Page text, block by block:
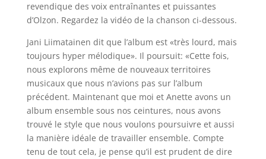
revendique des voix entraînantes et puissantes
d’Olzon. Regardez la vidéo de la chanson ci-dessous.
Jani Liimatainen dit que l’album est «très lourd, mais
toujours hyper mélodique». Il poursuit: «Cette fois,
nous explorons même de nouveaux territoires
musicaux que nous n’avions pas sur l’album
précédent. Maintenant que moi et Anette avons un
album ensemble sous nos ceintures, nous avons
trouvé le style que nous voulons poursuivre et aussi
la manière idéale de travailler ensemble. Compte
tenu de tout cela, je pense qu’il est prudent de dire